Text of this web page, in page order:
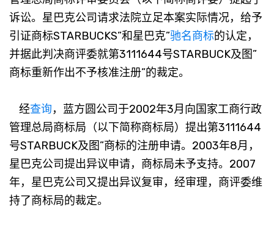
诉讼。星巴克公司请求法院立足本案实际情况，给予
引证商标STARBUCKS”和星巴克”驰名商标的认定，
并据此判决商评委就第3111644号STARBUCK及图”
商标重新作出不予核准注册”的裁定。
经查询，蓝方圆公司于2002年3月向国家工商行政
管理总局商标局（以下简称商标局）提出第3111644
号STARBUCK及图”商标的注册申请。2003年8月，
星巴克公司提出异议申请，商标局未予支持。2007
年，星巴克公司又提出异议复审，经审理，商评委维
持了商标局的裁定。